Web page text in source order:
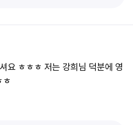
요 ㅎㅎㅎ 저는 강희님 덕분에 영
ㅎ